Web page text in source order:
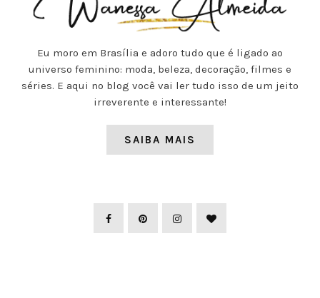
Eu moro em Brasília e adoro tudo que é ligado ao
universo feminino: moda, beleza, decoração, filmes e
séries. E aqui no blog você vai ler tudo isso de um jeito
irreverente e interessante!
SAIBA MAIS